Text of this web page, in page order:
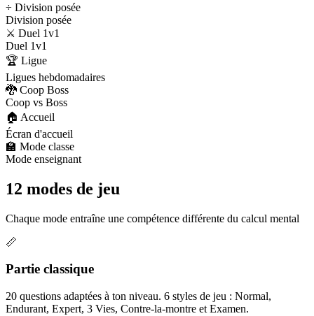
÷ Division posée
Division posée
⚔️ Duel 1v1
Duel 1v1
🏆 Ligue
Ligues hebdomadaires
🐉 Coop Boss
Coop vs Boss
🏠 Accueil
Écran d'accueil
🏫 Mode classe
Mode enseignant
12 modes de jeu
Chaque mode entraîne une compétence différente du calcul mental
📏
Partie classique
20 questions adaptées à ton niveau. 6 styles de jeu : Normal,
Endurant, Expert, 3 Vies, Contre-la-montre et Examen.